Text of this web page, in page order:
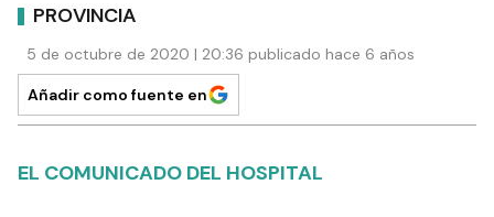
PROVINCIA
5 de octubre de 2020 | 20:36 publicado hace 6 años
Añadir como fuente en
EL COMUNICADO DEL HOSPITAL